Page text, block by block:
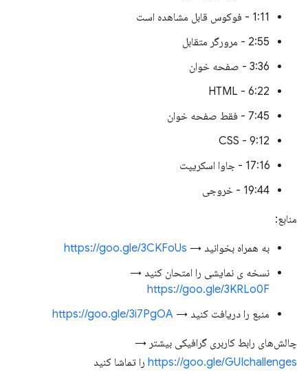
1:11 - فوکوس قابل مشاهده است
2:55 - مرورگر متقابل
3:36 - صفحه خوان
6:22 - HTML
7:45 - فقط صفحه خوان
9:12 - CSS
17:16 - جاوا اسکریپت
19:44 - خروجی
منابع:
به همراه بخوانید → https://goo.gle/3CKFoUs
نسخه ی نمایشی را امتحان کنید →
https://goo.gle/3KRLo0F
منبع را دریافت کنید → https://goo.gle/3i7PgOA
چالش‌های رابط کاربری گرافیکی بیشتر →
https://goo.gle/GUIchallenges را تماشا کنید